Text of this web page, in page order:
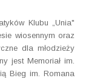
Klubu „Unia"
wiosennym oraz
dla młodzieży
jest Memoriał im.
Bieg im. Romana